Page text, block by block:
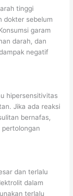
tinggi
dokter sebelum
garam
darah, dan
negatif
hipersensitivitas
Jika ada reaksi
bernafas,
dan terlalu
dalam
terlalu